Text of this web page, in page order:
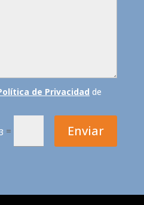
de Privacidad de
= Enviar